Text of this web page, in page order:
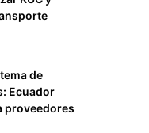
de
Ecuador
proveedores